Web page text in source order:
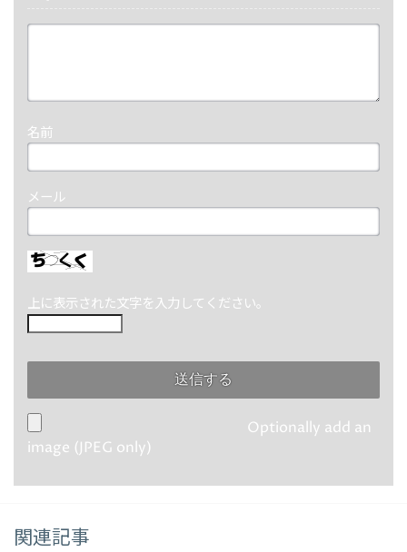
名前
メール
上に表示された文字を入力してください。
Optionally add an
image (JPEG only)
関連記事